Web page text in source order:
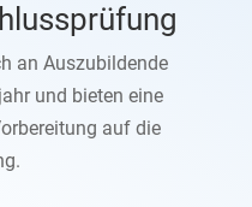
an Auszubildende
und bieten eine
auf die